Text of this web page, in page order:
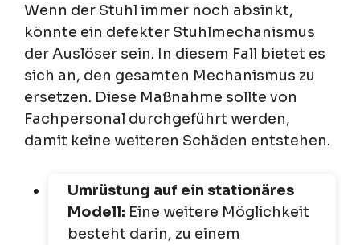
Wenn der Stuhl immer noch absinkt,
könnte ein defekter Stuhlmechanismus
der Auslöser sein. In diesem Fall bietet es
sich an, den gesamten Mechanismus zu
ersetzen. Diese Maßnahme sollte von
Fachpersonal durchgeführt werden,
damit keine weiteren Schäden entstehen.
Umrüstung auf ein stationäres
Modell: Eine weitere Möglichkeit
besteht darin, zu einem